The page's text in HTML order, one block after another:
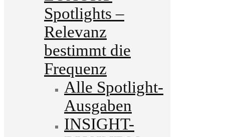
Spotlights –
Relevanz
bestimmt die
Frequenz
Alle Spotlight-
Ausgaben
INSIGHT-